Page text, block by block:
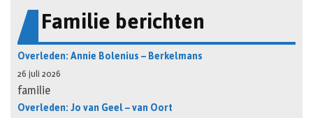
Familie berichten
Overleden: Annie Bolenius – Berkelmans
26 juli 2026
familie
Overleden: Jo van Geel – van Oort